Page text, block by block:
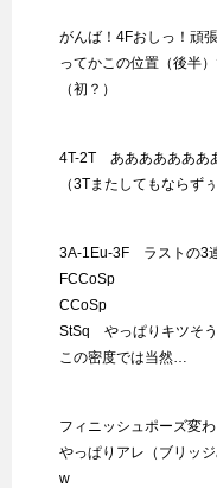
がんば！4Fおしっ！頑
ってかこの位置（後半
（初？）
4T-2T あああああああ
（3Tまたしてもならず
3A-1Eu-3F ラストの3
FCCoSp
CCoSp
StSq やっぱりキツそ
この密度では当然…
フィニッシュポーズ変
やっぱりアレ（ブリッ
w